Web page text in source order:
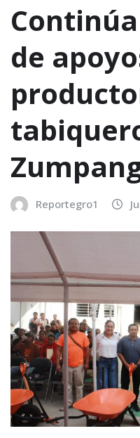
de
Reportegro1